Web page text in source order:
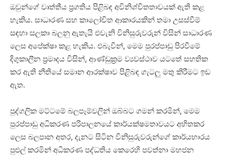
ඔවුන්ගේ වෘත්තීය ප්‍රගතිය පිළිබඳ අවිනිශ්චිතතාවයක් ඇති කළ
හැකිය. සාධාරණ සහ කාලෝචිත ආකාරයකින් තමා උසස්වීම්
සඳහා සලකා බලනු ඇතැයි එවැනි විනිසුරුවරුන් විසින් සාධාරණ
ලෙස අපේක්ෂා කළ හැකිය. එබැවින්, මෙම පුරප්පාඩු පිරවීමේ
දිගුකාලීන ප්‍රමාදය විසින්, ආණ්ඩුක්‍රම ව්‍යවස්ථාව යටතේ සහතික
කර ඇති නීතියේ සමාන ආරක්ෂාව පිළිබඳ ගැටලු මතු කිරීමට ඉඩ
ඇත.
පුද්ගලික මට්ටමේ බලපෑම්වලින් ඔබ්බට ගමන් කරමින්, මෙම
පුරප්පාඩු අධිකරණ පරිපාලනයේ කාර්යක්ෂමතාවයට අහිතකර
ලෙස බලපාන අතර, දැනට සිටින විනිසුරුවරුන්ගේ කාර්යභාරය
පුළුල් කරමින් අධිකරණ පද්ධතිය කෙරෙහි පවත්නා මහජන